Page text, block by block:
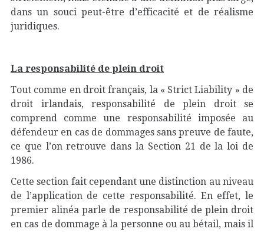
dans un souci peut-être d’efficacité et de réalisme
juridiques.
La responsabilité de plein droit
Tout comme en droit français, la « Strict Liability » de
droit irlandais, responsabilité de plein droit se
comprend comme une responsabilité imposée au
défendeur en cas de dommages sans preuve de faute,
ce que l’on retrouve dans la Section 21 de la loi de
1986.
Cette section fait cependant une distinction au niveau
de l’application de cette responsabilité. En effet, le
premier alinéa parle de responsabilité de plein droit
en cas de dommage à la personne ou au bétail, mais il